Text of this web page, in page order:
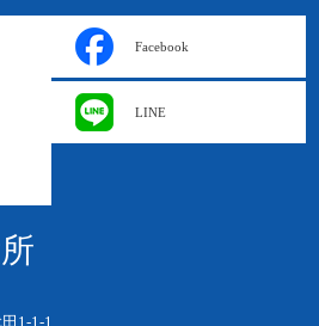
Facebook
LINE
1-1-1